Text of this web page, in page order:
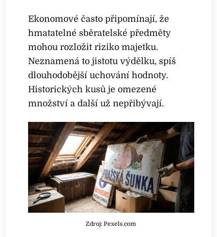
Ekonomové často připomínají, že
hmatatelné sběratelské předměty
mohou rozložit riziko majetku.
Neznamená to jistotu výdělku, spíš
dlouhodobější uchování hodnoty.
Historických kusů je omezené
množství a další už nepřibývají.
Zdroj: Pexels.com